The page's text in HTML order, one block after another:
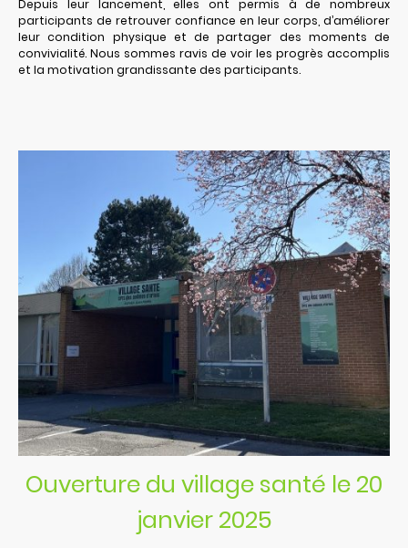
Depuis leur lancement, elles ont permis à de nombreux
participants de retrouver confiance en leur corps, d’améliorer
leur condition physique et de partager des moments de
convivialité. Nous sommes ravis de voir les progrès accomplis
et la motivation grandissante des participants.
Ouverture du village santé le 20
janvier 2025